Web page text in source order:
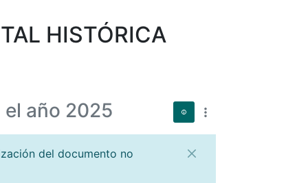
HISTÓRICA
año 2025
del documento no